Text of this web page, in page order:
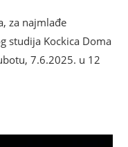
za najmlađe
studija Kockica Doma
7.6.2025. u 12